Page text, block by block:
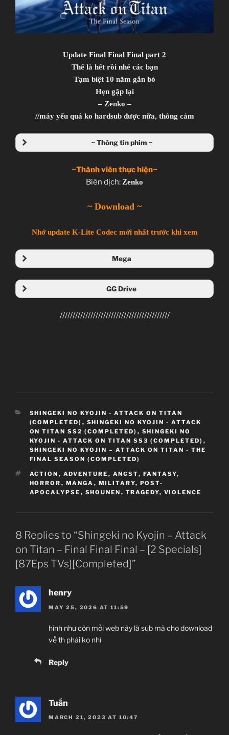
Update Final Final Final part 2
Thế là hết rồi nhé các bạn
Tạm biệt 10 năm gắn bó
Hẹn gặp lại
– Zenko –
//máy yếu quá ko hardsub được nữa, thông cảm
~ Thông tin phim ~
Shingeki no Kyojin: The Final Season
Attack on Titan: The Final Season
進撃の巨人: The Final Season
??
Horror, Manga, Shounen,
Post-apocalypse, Military, Tragedy
~Thành viên thực hiện~
Biên dịch: Zenko
~ Download ~
Nhớ update K-Lite Codec mới nhất trước khi xem
Mega
Folder Mega Final Final Final Specials
GG Drive
///////////////////////////////////////////
CATEGORIES
SHINGEKI NO KYOJIN - ATTACK ON TITAN
(COMPLETED) , SHINGEKI NO KYOJIN - ATTACK
ON TITAN SS2 (COMPLETED) , SHINGEKI NO
KYOJIN - ATTACK ON TITAN SS3 (COMPLETED) ,
SHINGEKI NO KYOJIN – ATTACK ON TITAN - THE
FINAL SEASON (COMPLETED)
TAGS
ACTION , ADVENTURE , ANGST, FANTASY,
HORROR , MANGA , MILITARY, POST-
APOCALYPSE , SHOUNEN , TRAGEDY, VIOLENCE
8 Replies to “Shingeki no Kyojin – Attack
on Titan – Final Final Final – [2 Specials]
[87Eps TVs][Completed]”
henry
MAY 25, 2026 AT 11:59
hình như còn mỗi web này là sub mà cho download
về th phải ko nhỉ
Reply
Tuấn
MARCH 21, 2023 AT 10:47